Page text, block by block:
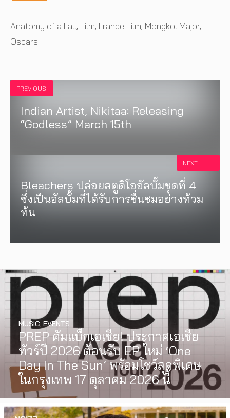
Tags
Anatomy of a Fall, Film, France Film, Mongkol Major,
Oscars
PREVIOUS
Indian Artist, Nikitaa: Releasing
“Godless” March 15th
Bleachers ปล่อยสตูดิโออัลบั้มชุดที่ 4
ซึ่งเป็นอัลบั้มที่ได้รับการชื่นชมอย่างท้วม
ท้น
NEXT
PREP คัมแบ็กเอเชีย! ประกาศเอเชีย
ทัวร์ปี 2026 ต้อนรับ EP ใหม่ ‘One
Day In The Sun’ พร้อมโชว์สุดพิเศษ
ในกรุงเทพ 17 ตุลาคม 2026 นี้
MUSIC EVENTS